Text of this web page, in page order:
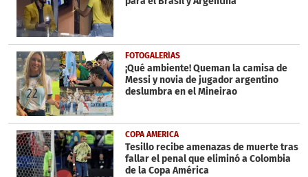
FOTOGALERÍAS
¡Qué ambiente! Queman la camisa de
Messi y novia de jugador argentino
deslumbra en el Mineirao
COPA AMERICA
Tesillo recibe amenazas de muerte tras
fallar el penal que eliminó a Colombia
de la Copa América